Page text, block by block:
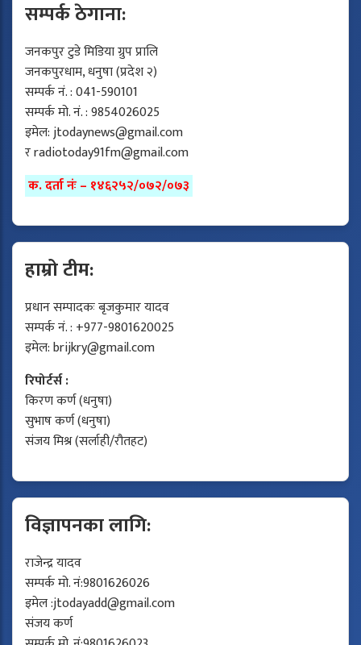
सम्पर्क ठेगाना:
जनकपुर टुडे मिडिया ग्रुप प्रालि
जनकपुरधाम, धनुषा (प्रदेश २)
सम्पर्क नं. : 041-590101
सम्पर्क मो. नं. : 9854026025
इमेल:jtodaynews@gmail.com
रradiotoday91fm@gmail.com
क. दर्ता नंः – १४६२५२/०७२/०७३
हाम्रो टीम:
प्रधान सम्पादकः बृजकुमार यादव
सम्पर्क नं. : +977-9801620025
इमेल:brijkry@gmail.com
रिपोर्टर्स :
किरण कर्ण (धनुषा)
सुभाष कर्ण (धनुषा)
संजय मिश्र (सर्लाही/रौतहट)
विज्ञापनका लागि:
राजेन्द्र यादव
सम्पर्क मो. नं:9801626026
इमेल :jtodayadd@gmail.com
संजय कर्ण